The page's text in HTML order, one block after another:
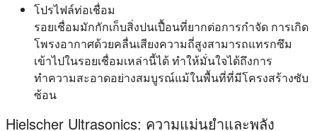
โปรไฟล์ท่อเชื่อม
รอยเชื่อมมักกักเก็บสิ่งปนเปื้อนที่ยากต่อการกำจัด การเกิด
โพรงอากาศด้วยคลื่นเสียงความถี่สูงสามารถแทรกซึม
เข้าไปในรอยเชื่อมเหล่านี้ได้ ทำให้มั่นใจได้ถึงการ
ทำความสะอาดอย่างสมบูรณ์แม้ในพื้นที่ที่มีโครงสร้างซับ
ซ้อน
Hielscher Ultrasonics: ความแม่นยำและพลัง